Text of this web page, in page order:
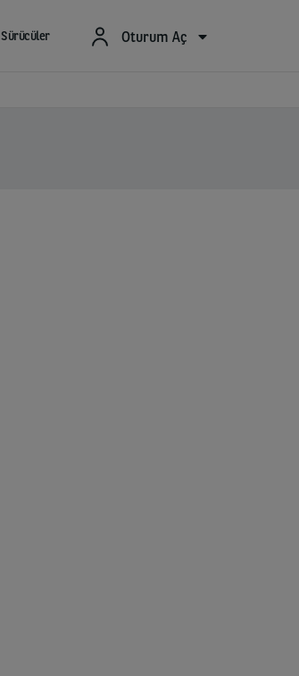
Sürücüler Oturum Aç